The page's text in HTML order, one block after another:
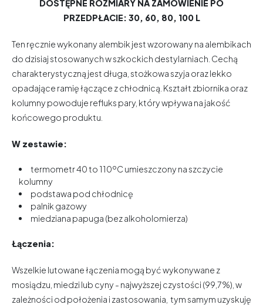
DOSTĘPNE ROZMIARY NA ZAMÓWIENIE PO
PRZEDPŁACIE: 30, 60, 80, 100 L
Ten ręcznie wykonany alembik jest wzorowany na alembikach
do dzisiaj stosowanych w szkockich destylarniach. Cechą
charakterystyczną jest długa, stożkowa szyja oraz lekko
opadające ramię łączące z chłodnicą. Kształt zbiornika oraz
kolumny powoduje refluks pary, który wpływa na jakość
końcowego produktu.
W zestawie:
termometr 40 to 110ºC umieszczony na szczycie
kolumny
podstawa pod chłodnicę
palnik gazowy
miedziana papuga (bez alkoholomierza)
Łączenia:
Wszelkie lutowane łączenia mogą być wykonywane z
mosiądzu, miedzi lub cyny - najwyższej czystości (99,7%), w
zależności od położenia i zastosowania, tym samym uzyskuję